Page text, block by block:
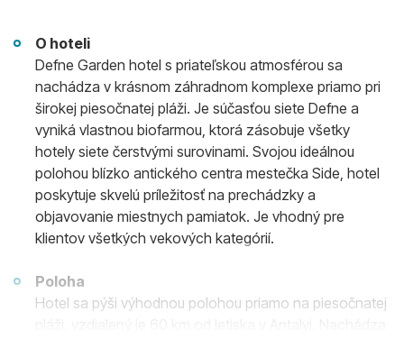
O hoteli
Defne Garden hotel s priateľskou atmosférou sa
nachádza v krásnom záhradnom komplexe priamo pri
širokej piesočnatej pláži. Je súčasťou siete Defne a
vyniká vlastnou biofarmou, ktorá zásobuje všetky
hotely siete čerstvými surovinami. Svojou ideálnou
polohou blízko antického centra mestečka Side, hotel
poskytuje skvelú príležitosť na prechádzky a
objavovanie miestnych pamiatok. Je vhodný pre
klientov všetkých vekových kategórií.
Poloha
Hotel sa pýši výhodnou polohou priamo na piesočnatej